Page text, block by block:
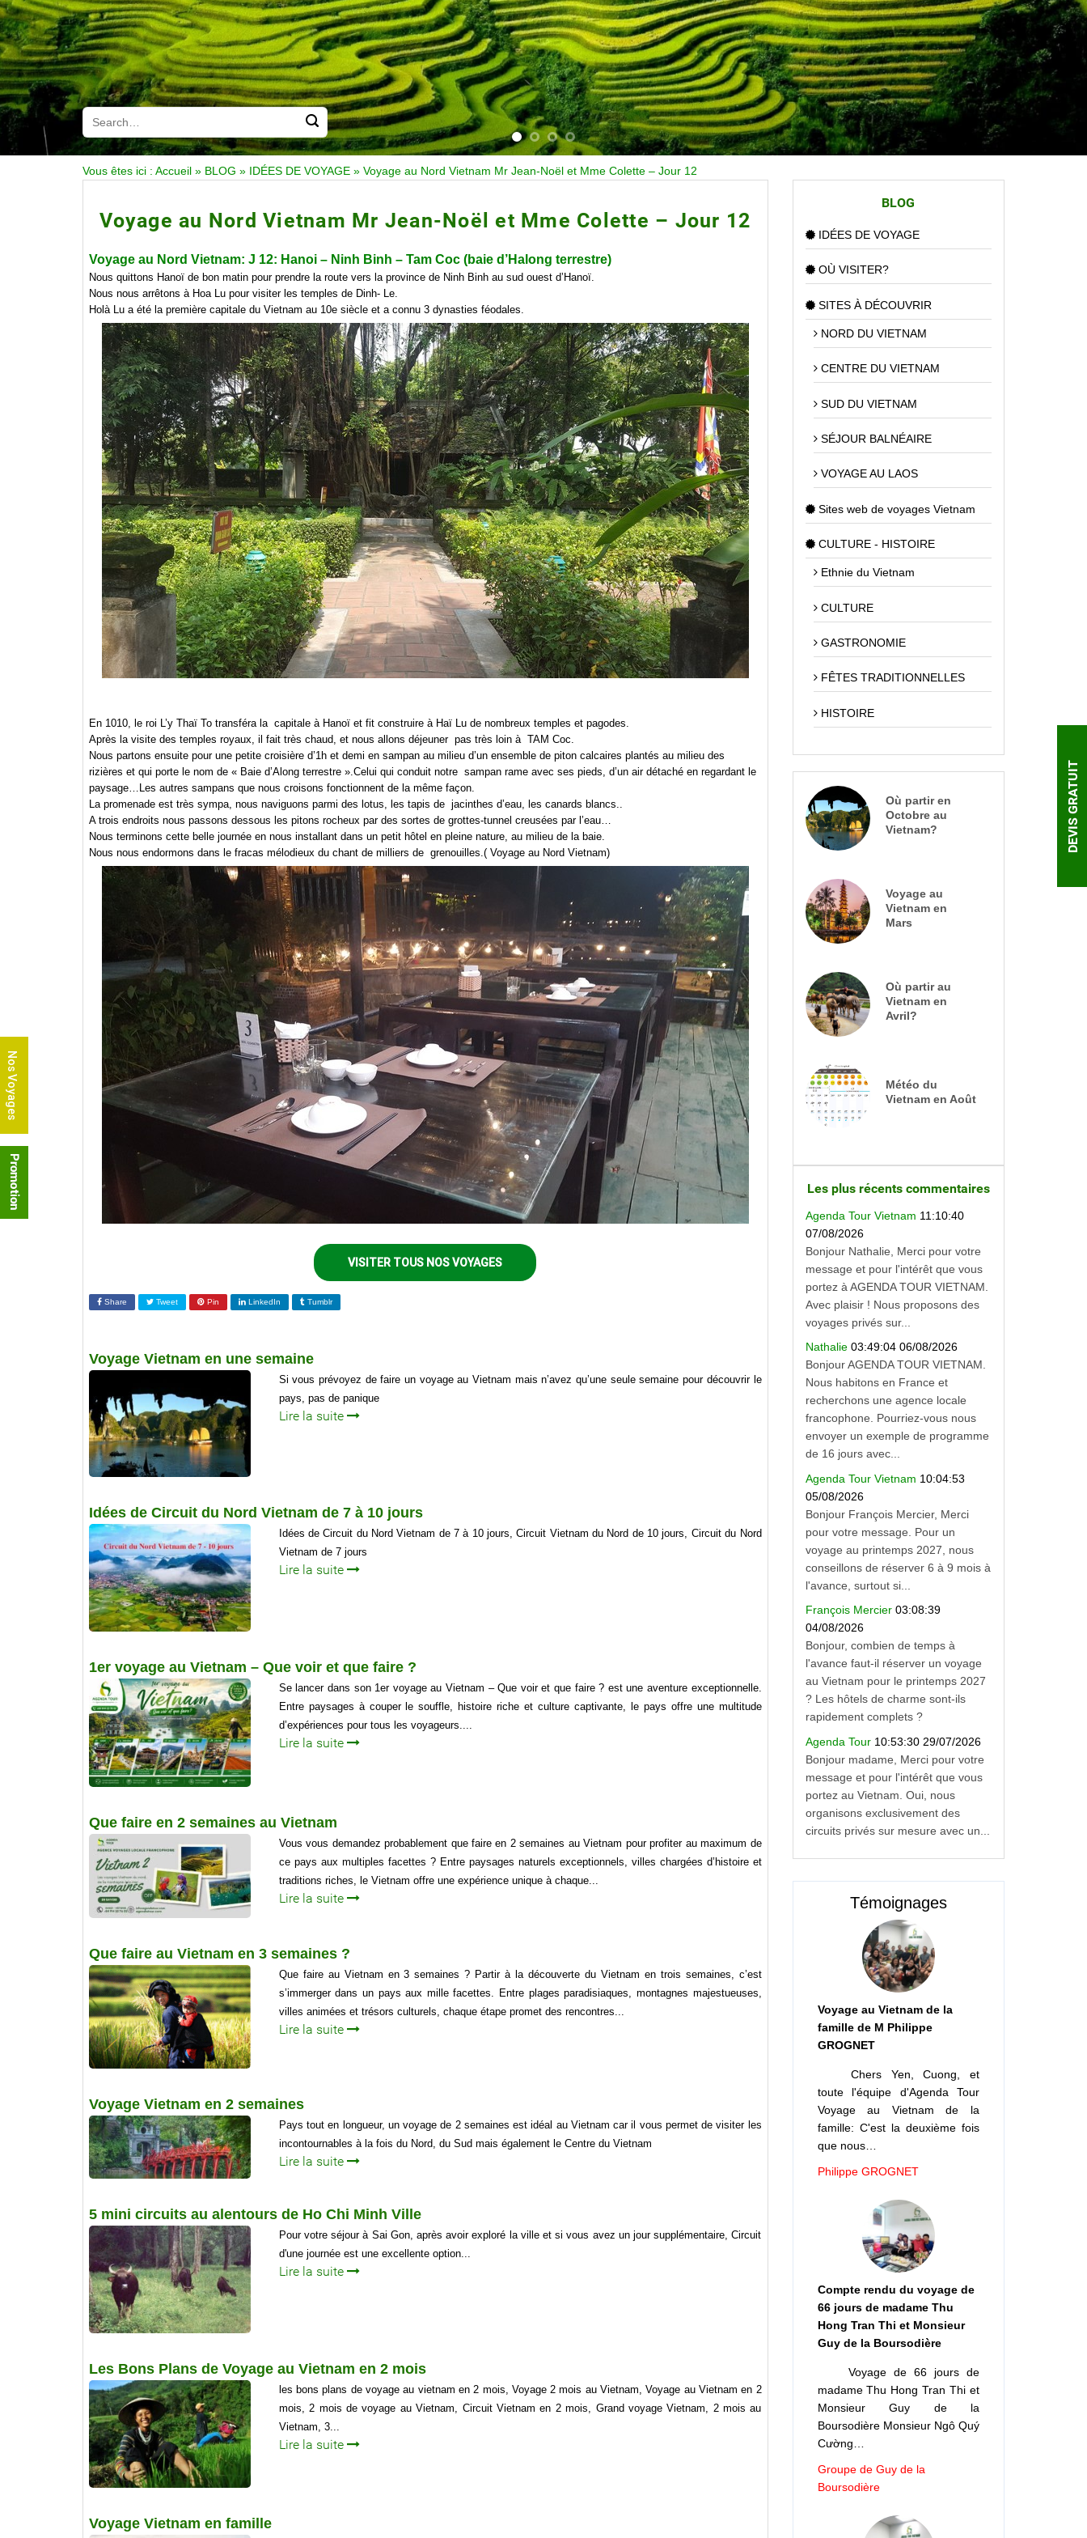
Vous êtes ici : Accueil » BLOG » IDÉES DE VOYAGE » Voyage au Nord Vietnam Mr Jean-Noël et Mme Colette – Jour 12
Voyage au Nord Vietnam Mr Jean-Noël et Mme Colette – Jour 12
Voyage au Nord Vietnam: J 12: Hanoi – Ninh Binh – Tam Coc (baie d’Halong terrestre)
Nous quittons Hanoï de bon matin pour prendre la route vers la province de Ninh Binh au sud ouest d’Hanoï.
Nous nous arrêtons à Hoa Lu pour visiter les temples de Dinh- Le.
Holà Lu a été la première capitale du Vietnam au 10e siècle et a connu 3 dynasties féodales.
En 1010, le roi L’y Thaï To transféra la capitale à Hanoï et fit construire à Haï Lu de nombreux temples et pagodes.
Après la visite des temples royaux, il fait très chaud, et nous allons déjeuner pas très loin à TAM Coc.
Nous partons ensuite pour une petite croisière d’1h et demi en sampan au milieu d’un ensemble de piton calcaires plantés au milieu des
rizières et qui porte le nom de « Baie d’Along terrestre ».Celui qui conduit notre sampan rame avec ses pieds, d’un air détaché en regardant le
paysage…Les autres sampans que nous croisons fonctionnent de la même façon.
La promenade est très sympa, nous naviguons parmi des lotus, les tapis de jacinthes d’eau, les canards blancs..
A trois endroits nous passons dessous les pitons rocheux par des sortes de grottes-tunnel creusées par l’eau…
Nous terminons cette belle journée en nous installant dans un petit hôtel en pleine nature, au milieu de la baie.
Nous nous endormons dans le fracas mélodieux du chant de milliers de grenouilles.( Voyage au Nord Vietnam)
VISITER TOUS NOS VOYAGES
Share Tweet Pin LinkedIn Tumblr
Voyage Vietnam en une semaine
Si vous prévoyez de faire un voyage au Vietnam mais n’avez qu’une seule semaine pour découvrir le
pays, pas de panique
Lire la suite
Idées de Circuit du Nord Vietnam de 7 à 10 jours
Idées de Circuit du Nord Vietnam de 7 à 10 jours, Circuit Vietnam du Nord de 10 jours, Circuit du Nord
Vietnam de 7 jours
Lire la suite
1er voyage au Vietnam – Que voir et que faire ?
Se lancer dans son 1er voyage au Vietnam – Que voir et que faire ? est une aventure exceptionnelle.
Entre paysages à couper le souffle, histoire riche et culture captivante, le pays offre une multitude
d’expériences pour tous les voyageurs....
Lire la suite
Que faire en 2 semaines au Vietnam
Vous vous demandez probablement que faire en 2 semaines au Vietnam pour profiter au maximum de
ce pays aux multiples facettes ? Entre paysages naturels exceptionnels, villes chargées d’histoire et
traditions riches, le Vietnam offre une expérience unique à chaque...
Lire la suite
Que faire au Vietnam en 3 semaines ?
Que faire au Vietnam en 3 semaines ? Partir à la découverte du Vietnam en trois semaines, c’est
s’immerger dans un pays aux mille facettes. Entre plages paradisiaques, montagnes majestueuses,
villes animées et trésors culturels, chaque étape promet des rencontres...
Lire la suite
Voyage Vietnam en 2 semaines
Pays tout en longueur, un voyage de 2 semaines est idéal au Vietnam car il vous permet de visiter les
incontournables à la fois du Nord, du Sud mais également le Centre du Vietnam
Lire la suite
5 mini circuits au alentours de Ho Chi Minh Ville
Pour votre séjour à Sai Gon, après avoir exploré la ville et si vous avez un jour supplémentaire, Circuit
d'une journée est une excellente option...
Lire la suite
Les Bons Plans de Voyage au Vietnam en 2 mois
les bons plans de voyage au vietnam en 2 mois, Voyage 2 mois au Vietnam, Voyage au Vietnam en 2
mois, 2 mois de voyage au Vietnam, Circuit Vietnam en 2 mois, Grand voyage Vietnam, 2 mois au
Vietnam, 3...
Lire la suite
Voyage Vietnam en famille
BLOG
IDÉES DE VOYAGE
OÙ VISITER?
SITES À DÉCOUVRIR
NORD DU VIETNAM
CENTRE DU VIETNAM
SUD DU VIETNAM
SÉJOUR BALNÉAIRE
VOYAGE AU LAOS
Sites web de voyages Vietnam
CULTURE - HISTOIRE
Ethnie du Vietnam
CULTURE
GASTRONOMIE
FÊTES TRADITIONNELLES
HISTOIRE
Où partir en
Octobre au
Vietnam?
Voyage au
Vietnam en
Mars
Où partir au
Vietnam en
Avril?
Météo du
Vietnam en Août
Les plus récents commentaires
Agenda Tour Vietnam 11:10:40
07/08/2026
Bonjour Nathalie, Merci pour votre
message et pour l'intérêt que vous
portez à AGENDA TOUR VIETNAM.
Avec plaisir ! Nous proposons des
voyages privés sur...
Nathalie 03:49:04 06/08/2026
Bonjour AGENDA TOUR VIETNAM.
Nous habitons en France et
recherchons une agence locale
francophone. Pourriez-vous nous
envoyer un exemple de programme
de 16 jours avec...
Agenda Tour Vietnam 10:04:53
05/08/2026
Bonjour François Mercier, Merci
pour votre message. Pour un
voyage au printemps 2027, nous
conseillons de réserver 6 à 9 mois à
l'avance, surtout si...
François Mercier 03:08:39
04/08/2026
Bonjour, combien de temps à
l'avance faut-il réserver un voyage
au Vietnam pour le printemps 2027
? Les hôtels de charme sont-ils
rapidement complets ?
Agenda Tour 10:53:30 29/07/2026
Bonjour madame, Merci pour votre
message et pour l'intérêt que vous
portez au Vietnam. Oui, nous
organisons exclusivement des
circuits privés sur mesure avec un...
Témoignages
Voyage au Vietnam de la
famille de M Philippe
GROGNET
Chers Yen, Cuong, et
toute l'équipe d'Agenda Tour
Voyage au Vietnam de la
famille: C'est la deuxième fois
que nous…
Philippe GROGNET
Compte rendu du voyage de
66 jours de madame Thu
Hong Tran Thi et Monsieur
Guy de la Boursodière
Voyage de 66 jours de
madame Thu Hong Tran Thi et
Monsieur Guy de la
Boursodière Monsieur Ngô Quý
Cường…
Groupe de Guy de la
Boursodière
DEVIS GRATUIT
Nos Voyages